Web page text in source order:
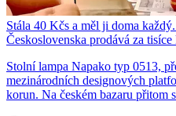
Stála 40 Kčs a měl ji doma
Československa prodává za tisíce
Stolní lampa Napako typ 0513,
mezinárodních designových
korun. Na českém bazaru přitom